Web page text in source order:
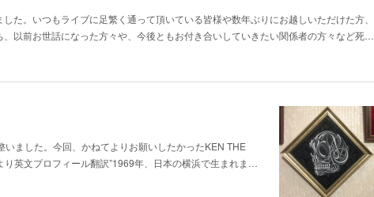
た。いつもライブに足繁く通って頂いている皆様や数年ぶりにお越しいただけた方、
以前お世話になった方々や、今後ともお付き合いしていきたい関係者の方々など死…
ました。今回、かねてよりお願いしたかったKEN THE
英文プロフィール翻訳”1969年、日本の横浜で生まれま…